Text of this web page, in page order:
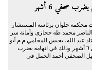
بضرب صحفي 6 أشهر
حلوان برئاسة المستشار
محمد طه حجازى وأمانة سر
عبد الله، بحبس المحامي م.م أبو
الليل ٦ أشهر وذلك في اتهامه بضرب
الصحفي أحمد الجمل في